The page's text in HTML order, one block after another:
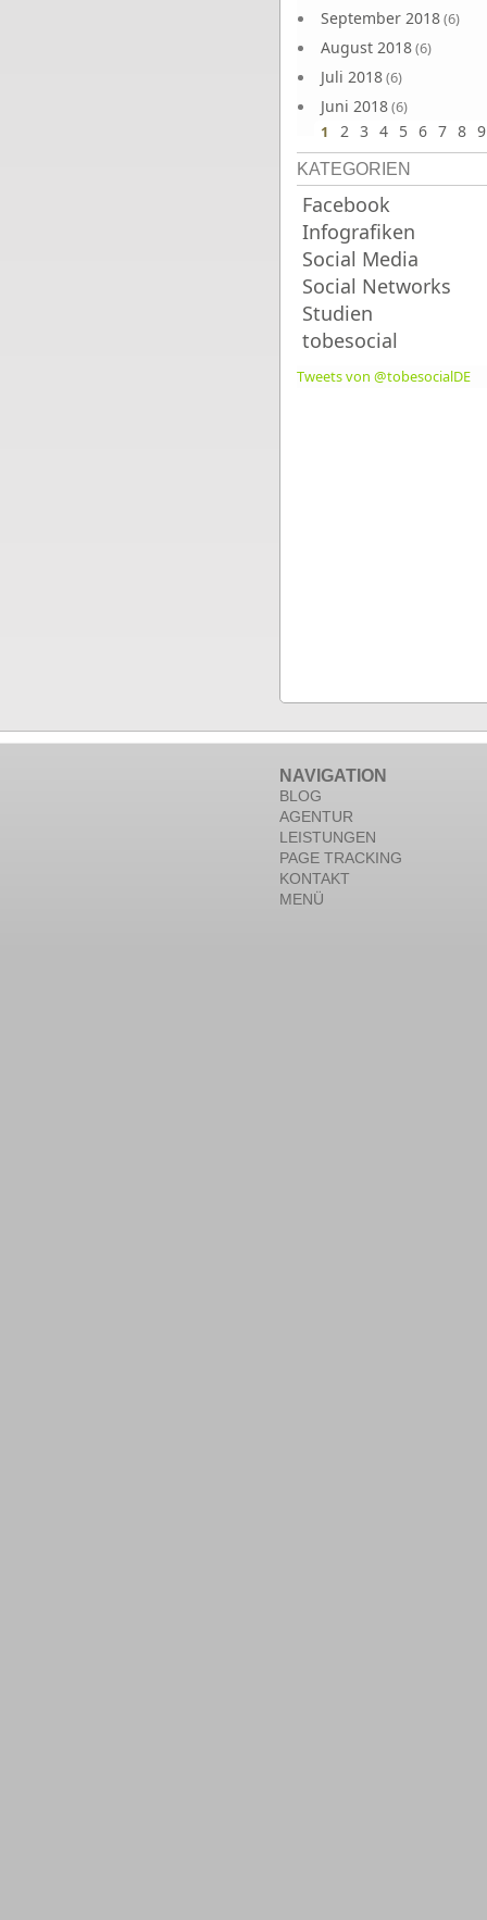
September 2018(6)
August 2018(6)
Juli 2018(6)
Juni 2018(6)
1 2 3 4 5 6 7 8 9
KATEGORIEN
Facebook
Infografiken
Social Media
Social Networks
Studien
tobesocial
Tweets von @tobesocialDE
NAVIGATION
BLOG
AGENTUR
LEISTUNGEN
PAGE TRACKING
KONTAKT
MENÜ